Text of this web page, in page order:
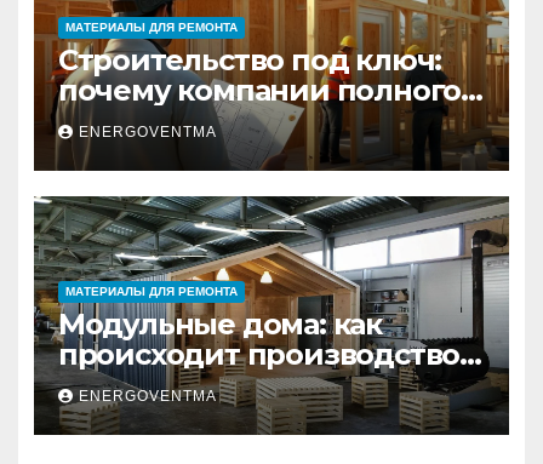
МАТЕРИАЛЫ ДЛЯ РЕМОНТА
Строительство под ключ:
почему компании полного
цикла меняют рынок
недвижимости
ENERGOVENTMA
МАТЕРИАЛЫ ДЛЯ РЕМОНТА
Модульные дома: как
происходит производство
и почему это выгодно
ENERGOVENTMA